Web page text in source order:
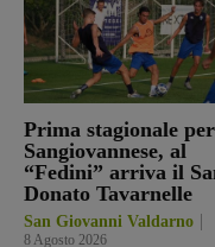
Prima stagionale
Sangiovannese, al
“Fedini” arriva il
Donato Tavarnelle
San Giovanni Valdarno
8 Agosto 2026